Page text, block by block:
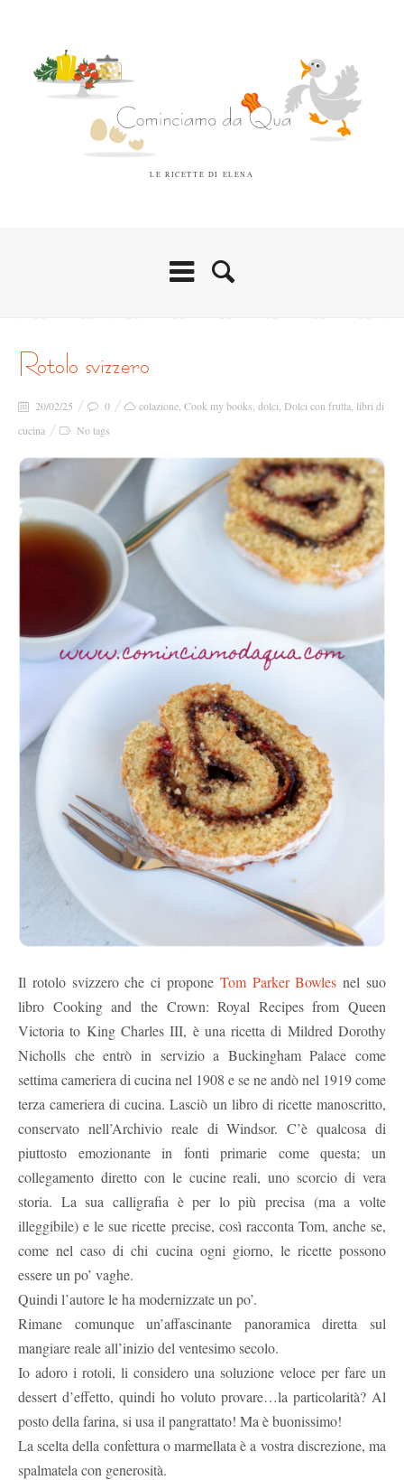
LE RICETTE DI ELENA
rotolo svizzero
20/02/25 0 colazione Cook my books dolci Dolci con frutta libri di
cucina
No tags
Il rotolo svizzero che ci propone Tom Parker Bowles nel suo
libro Cooking and the Crown: Royal Recipes from Queen
Victoria to King Charles III, è una ricetta di Mildred Dorothy
Nicholls che entrò in servizio a Buckingham Palace come
settima cameriera di cucina nel 1908 e se ne andò nel 1919 come
terza cameriera di cucina. Lasciò un libro di ricette manoscritto,
conservato nell’Archivio reale di Windsor. C’è qualcosa di
piuttosto emozionante in fonti primarie come questa; un
collegamento diretto con le cucine reali, uno scorcio di vera
storia. La sua calligrafia è per lo più precisa (ma a volte
illeggibile) e le sue ricette precise, così racconta Tom, anche se,
come nel caso di chi cucina ogni giorno, le ricette possono
essere un po’ vaghe.
Quindi l’autore le ha modernizzate un po’.
Rimane comunque un’affascinante panoramica diretta sul
mangiare reale all’inizio del ventesimo secolo.
Io adoro i rotoli, li considero una soluzione veloce per fare un
dessert d’effetto, quindi ho voluto provare…la particolarità? Al
posto della farina, si usa il pangrattato! Ma è buonissimo!
La scelta della confettura o marmellata è a vostra discrezione, ma
spalmatela con generosità.